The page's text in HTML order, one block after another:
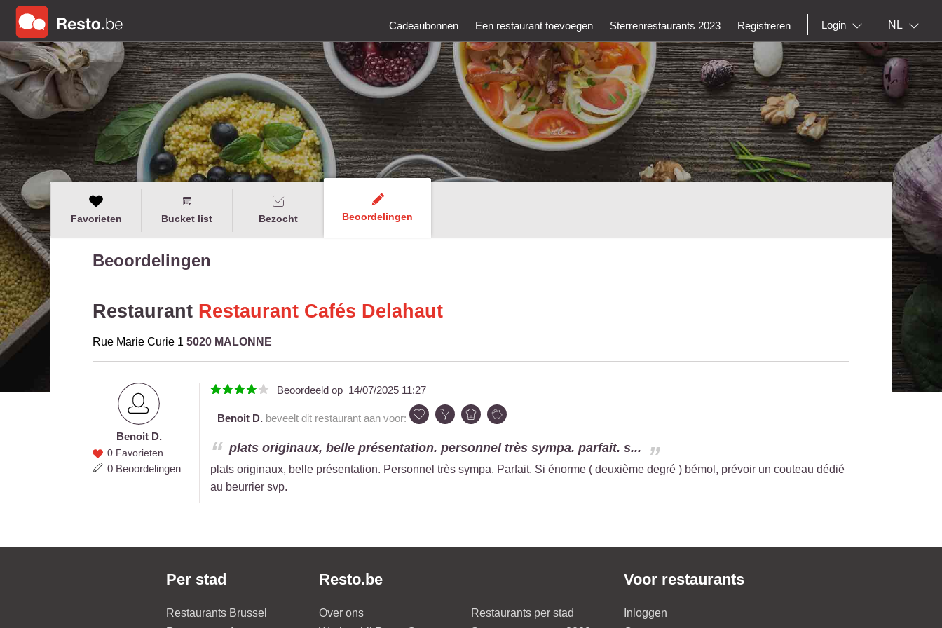
Cadeaubonnen Een restaurant toevoegen Sterrenrestaurants 2023 Registreren Login NL
Favorieten Bucket list Bezocht Beoordelingen
Beoordelingen
Restaurant Restaurant Cafés Delahaut
Rue Marie Curie 1 5020 MALONNE
Benoit
D.
Benoit D.
0 Favorieten
0 Beoordelingen
Beoordeeld op 14/07/2025 11:27
Benoit D. beveelt dit restaurant aan voor:
plats originaux, belle présentation. personnel très sympa. parfait. s...
plats originaux, belle présentation. Personnel très sympa. Parfait. Si énorme ( deuxième degré ) bémol, prévoir un couteau dédié
au beurrier svp.
Per stad
Restaurants Brussel
Resto.be
Over ons
Restaurants per stad
Voor restaurants
Inloggen